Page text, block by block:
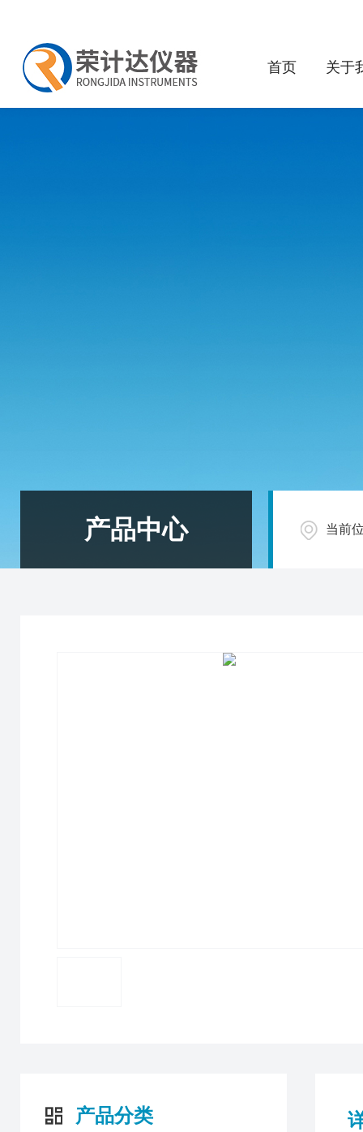
首页 关于
产品中心 当前
产品分类